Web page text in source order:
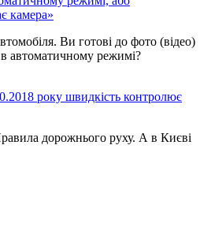
камера»
Ви готові до фото (відео)
автоматичному режимі?
року швидкість контролює
дорожнього руху. А в Києві